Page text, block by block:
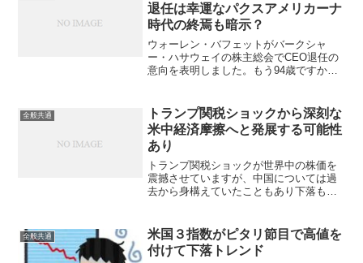
退任は幸運なパクスアメリカーナ
時代の終焉も暗示？
ウォーレン・バフェットがバークシャ
ー・ハサウェイの株主総会でCEO退任の
意向を表明しました。もう94歳ですから
に引き継いで行く為にもう先延ばしでき
ない年齢だし、自然なタ...
全般共通
トランプ関税ショックから深刻な
米中経済摩擦へと発展する可能性
あり
トランプ関税ショックが世界中の株価を
震撼させていますが、中国については過
去から身構えていたこともあり下落も小
ハンセン指数はなんと13.2％も下落して
結局世界同時大株安に...
全般共通
米国３指数がピタリ節目で高値を
付けて下落トレンド